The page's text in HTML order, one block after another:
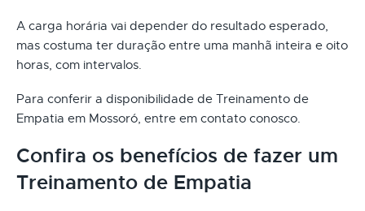
A carga horária vai depender do resultado esperado,
mas costuma ter duração entre uma manhã inteira e oito
horas, com intervalos.
Para conferir a disponibilidade de Treinamento de
Empatia em Mossoró, entre em contato conosco.
Confira os benefícios de fazer um
Treinamento de Empatia